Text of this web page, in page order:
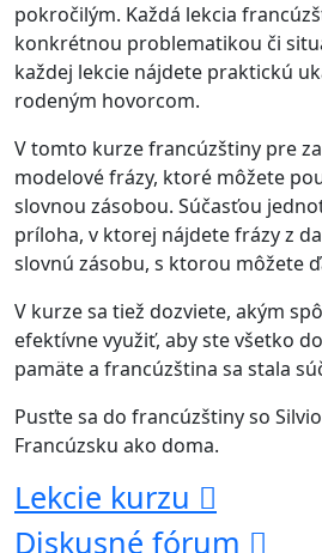
pokročilým. Každá lekcia
konkrétnou problematikou či
každej lekcie nájdete praktickú
rodeným hovorcom.
V tomto kurze francúzštiny pre
modelové frázy, ktoré môžete
slovnou zásobou. Súčasťou
príloha, v ktorej nájdete frázy z
slovnú zásobu, s ktorou môžete
V kurze sa tiež dozviete, akým
efektívne využiť, aby ste všetko
pamäte a francúzština sa stala
Pusťte sa do francúzštiny so
Francúzsku ako doma.
Lekcie kurzu
Diskusné fórum